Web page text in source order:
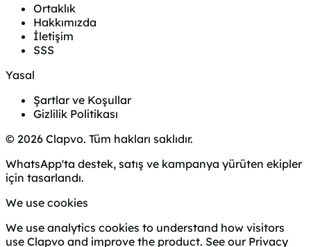
Ortaklık
Hakkımızda
İletişim
SSS
Yasal
Şartlar ve Koşullar
Gizlilik Politikası
© 2026 Clapvo. Tüm hakları saklıdır.
WhatsApp'ta destek, satış ve kampanya yürüten ekipler
için tasarlandı.
We use cookies
We use analytics cookies to understand how visitors
use Clapvo and improve the product. See our Privacy